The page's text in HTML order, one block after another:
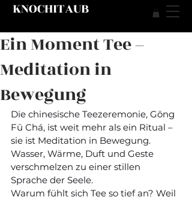
KNOCHITAUB
Ein Moment Tee –
Meditation in
Bewegung
Die chinesische Teezeremonie, Gōng
Fū Chá, ist weit mehr als ein Ritual –
sie ist Meditation in Bewegung.
Wasser, Wärme, Duft und Geste
verschmelzen zu einer stillen
Sprache der Seele.
Warum fühlt sich Tee so tief an? Weil